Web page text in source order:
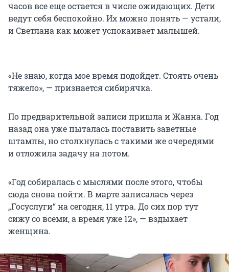
часов все еще остается в числе ожидающих. Дети
ведут себя беспокойно. Их можно понять — устали,
и Светлана как может успокаивает малышей.
«Не знаю, когда мое время подойдет. Стоять очень
тяжело», — признается сибирячка.
По предварительной записи пришла и Жанна. Год
назад она уже пыталась поставить заветные
штампы, но столкнулась с такими же очередями
и отложила задачу на потом.
«Год собиралась с мыслями после этого, чтобы
сюда снова пойти. В марте записалась через
„Госуслуги“ на сегодня, 11 утра. До сих пор тут
сижу со всеми, а время уже 12», — вздыхает
женщина.